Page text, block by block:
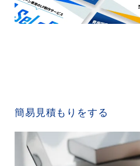
簡易見積もりをする